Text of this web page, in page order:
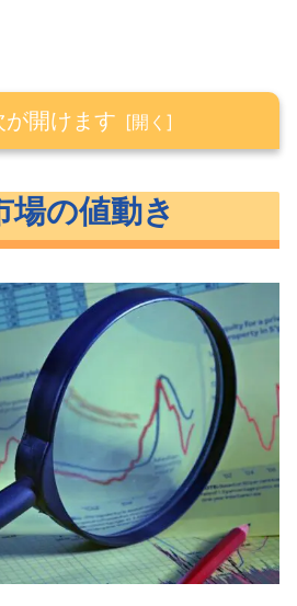
が開けます
騰した米主要3指数
トマップ
フォーマンス
ート分析
クス
減速が見えたPMI（速報値）
の前年並みの出荷台数を目
の値動き